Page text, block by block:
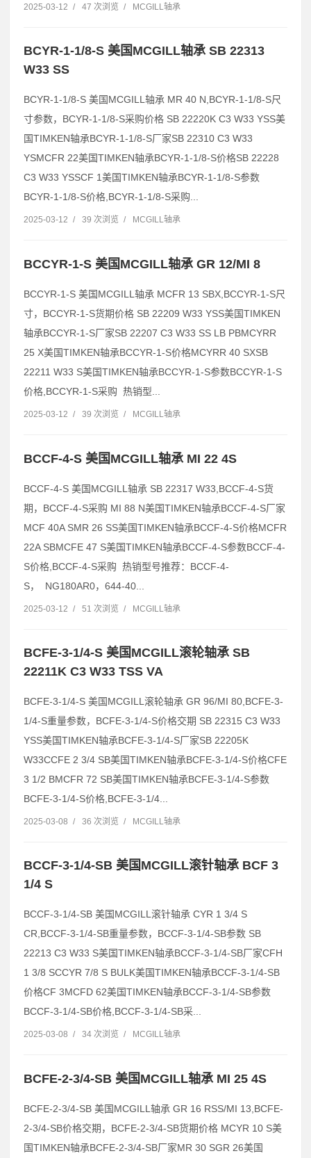
2025-03-12 / 47 次浏览 / MCGILL轴承
BCYR-1-1/8-S 美国MCGILL轴承 SB 22313
W33 SS
BCYR-1-1/8-S 美国MCGILL轴承 MR 40 N,BCYR-1-1/8-S尺
寸参数，BCYR-1-1/8-S采购价格 SB 22220K C3 W33 YSS美
国TIMKEN轴承BCYR-1-1/8-S厂家SB 22310 C3 W33
YSMCFR 22美国TIMKEN轴承BCYR-1-1/8-S价格SB 22228
C3 W33 YSSCF 1美国TIMKEN轴承BCYR-1-1/8-S参数
BCYR-1-1/8-S价格,BCYR-1-1/8-S采购...
2025-03-12 / 39 次浏览 / MCGILL轴承
BCCYR-1-S 美国MCGILL轴承 GR 12/MI 8
BCCYR-1-S 美国MCGILL轴承 MCFR 13 SBX,BCCYR-1-S尺
寸，BCCYR-1-S货期价格 SB 22209 W33 YSS美国TIMKEN
轴承BCCYR-1-S厂家SB 22207 C3 W33 SS LB PBMCYRR
25 X美国TIMKEN轴承BCCYR-1-S价格MCYRR 40 SXSB
22211 W33 S美国TIMKEN轴承BCCYR-1-S参数BCCYR-1-S
价格,BCCYR-1-S采购 热销型...
2025-03-12 / 39 次浏览 / MCGILL轴承
BCCF-4-S 美国MCGILL轴承 MI 22 4S
BCCF-4-S 美国MCGILL轴承 SB 22317 W33,BCCF-4-S货
期，BCCF-4-S采购 MI 88 N美国TIMKEN轴承BCCF-4-S厂家
MCF 40A SMR 26 SS美国TIMKEN轴承BCCF-4-S价格MCFR
22A SBMCFE 47 S美国TIMKEN轴承BCCF-4-S参数BCCF-4-
S价格,BCCF-4-S采购 热销型号推荐：BCCF-4-
S， NG180AR0，644-40...
2025-03-12 / 51 次浏览 / MCGILL轴承
BCFE-3-1/4-S 美国MCGILL滚轮轴承 SB
22211K C3 W33 TSS VA
BCFE-3-1/4-S 美国MCGILL滚轮轴承 GR 96/MI 80,BCFE-3-
1/4-S重量参数，BCFE-3-1/4-S价格交期 SB 22315 C3 W33
YSS美国TIMKEN轴承BCFE-3-1/4-S厂家SB 22205K
W33CCFE 2 3/4 SB美国TIMKEN轴承BCFE-3-1/4-S价格CFE
3 1/2 BMCFR 72 SB美国TIMKEN轴承BCFE-3-1/4-S参数
BCFE-3-1/4-S价格,BCFE-3-1/4...
2025-03-08 / 36 次浏览 / MCGILL轴承
BCCF-3-1/4-SB 美国MCGILL滚针轴承 BCF 3
1/4 S
BCCF-3-1/4-SB 美国MCGILL滚针轴承 CYR 1 3/4 S
CR,BCCF-3-1/4-SB重量参数，BCCF-3-1/4-SB参数 SB
22213 C3 W33 S美国TIMKEN轴承BCCF-3-1/4-SB厂家CFH
1 3/8 SCCYR 7/8 S BULK美国TIMKEN轴承BCCF-3-1/4-SB
价格CF 3MCFD 62美国TIMKEN轴承BCCF-3-1/4-SB参数
BCCF-3-1/4-SB价格,BCCF-3-1/4-SB采...
2025-03-08 / 34 次浏览 / MCGILL轴承
BCFE-2-3/4-SB 美国MCGILL轴承 MI 25 4S
BCFE-2-3/4-SB 美国MCGILL轴承 GR 16 RSS/MI 13,BCFE-
2-3/4-SB价格交期，BCFE-2-3/4-SB货期价格 MCYR 10 S美
国TIMKEN轴承BCFE-2-3/4-SB厂家MR 30 SGR 26美国